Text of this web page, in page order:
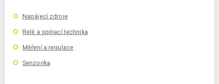
Napájecí zdroje
Relé a spínací technika
Měření a regulace
Senzorika